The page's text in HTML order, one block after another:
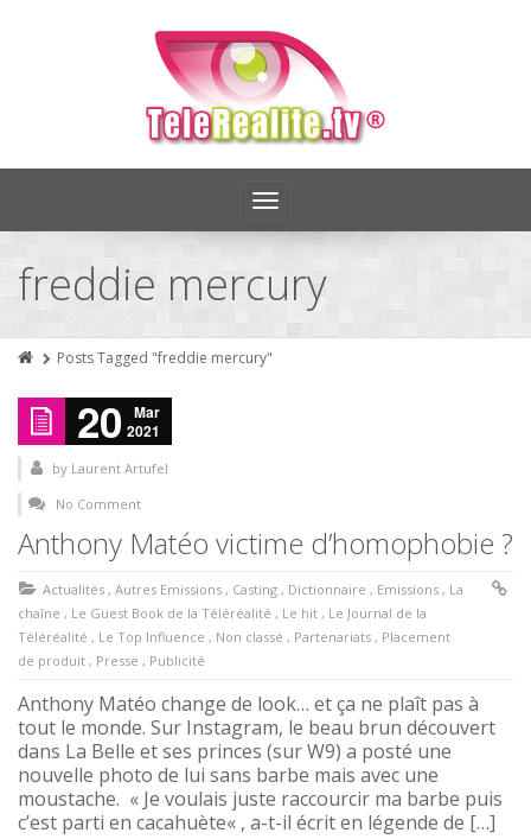
Toggle
navigation
freddie mercury
Posts Tagged "freddie mercury"
20
Mar
2021
by Laurent Artufel
No Comment
Anthony Matéo victime d’homophobie ?
Actualités , Autres Emissions , Casting , Dictionnaire , Emissions , La
chaîne , Le Guest Book de la Téléréalité , Le hit , Le Journal de la
Téléréalité , Le Top Influence , Non classé , Partenariats , Placement
de produit , Presse , Publicité
Anthony Matéo change de look… et ça ne plaît pas à
tout le monde. Sur Instagram, le beau brun découvert
dans La Belle et ses princes (sur W9) a posté une
nouvelle photo de lui sans barbe mais avec une
moustache. « Je voulais juste raccourcir ma barbe puis
c’est parti en cacahuète« , a-t-il écrit en légende de […]